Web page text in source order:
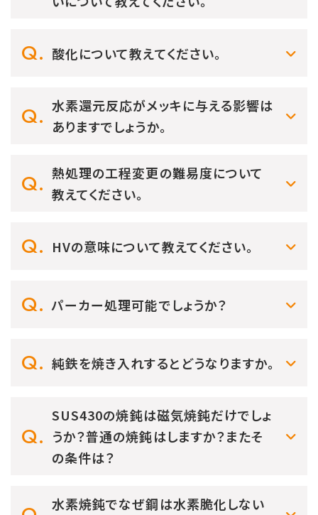
酸化について教えてください。
水素還元反応がメッキに与える影響は
ありますでしょうか。
熱処理の工程変更の難易度について
教えてください。
HVの意味について教えてください。
パーカー処理可能でしょうか？
純鉄を焼き入れするとどうなりますか。
SUS430の焼鈍は磁気焼鈍だけでしょ
うか？普通の焼鈍はしますか？またそ
の条件は？
水素焼鈍でなぜ鋼は水素脆化しない